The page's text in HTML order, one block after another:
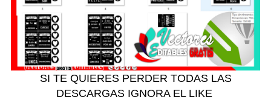
SI TE QUIERES PERDER TODAS LAS
DESCARGAS IGNORA EL LIKE